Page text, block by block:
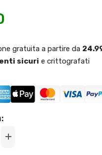
gratuita a partire da
sicuri e crittografati
Increase